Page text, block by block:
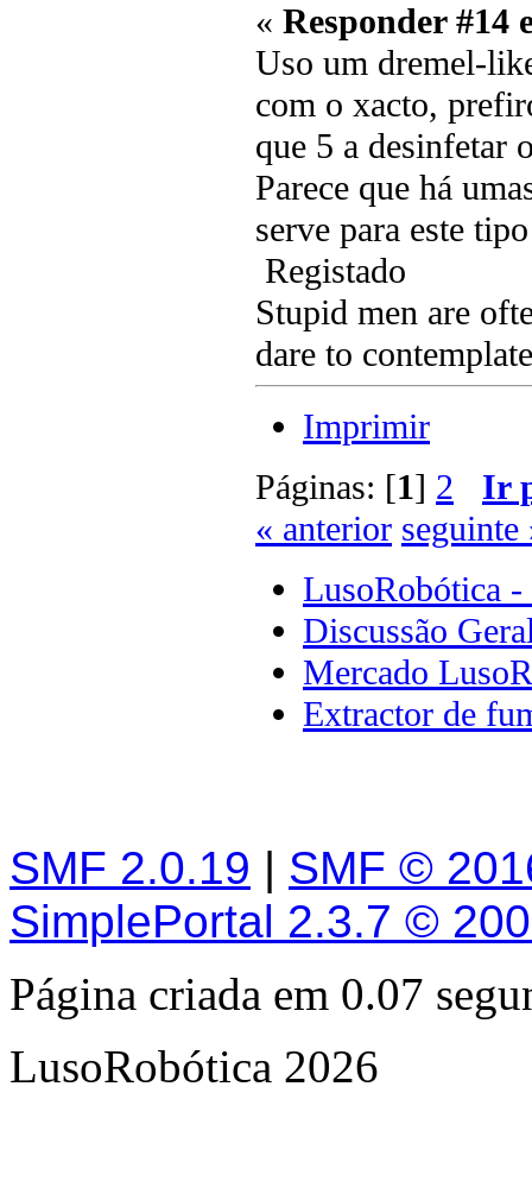
« Responder #14
Uso um dremel-
com o xacto,
que 5 a desinfetar
Parece que há
serve para este
Registado
Stupid men are
dare to
Imprimir
Páginas: [1] 2
Ir
« anterior seguinte
LusoRobótica -
Discussão
Mercado
Extractor de
SMF 2.0.19 | SMF ©
SimplePortal 2.3.7 ©
Página criada em 0.07
LusoRobótica 2026